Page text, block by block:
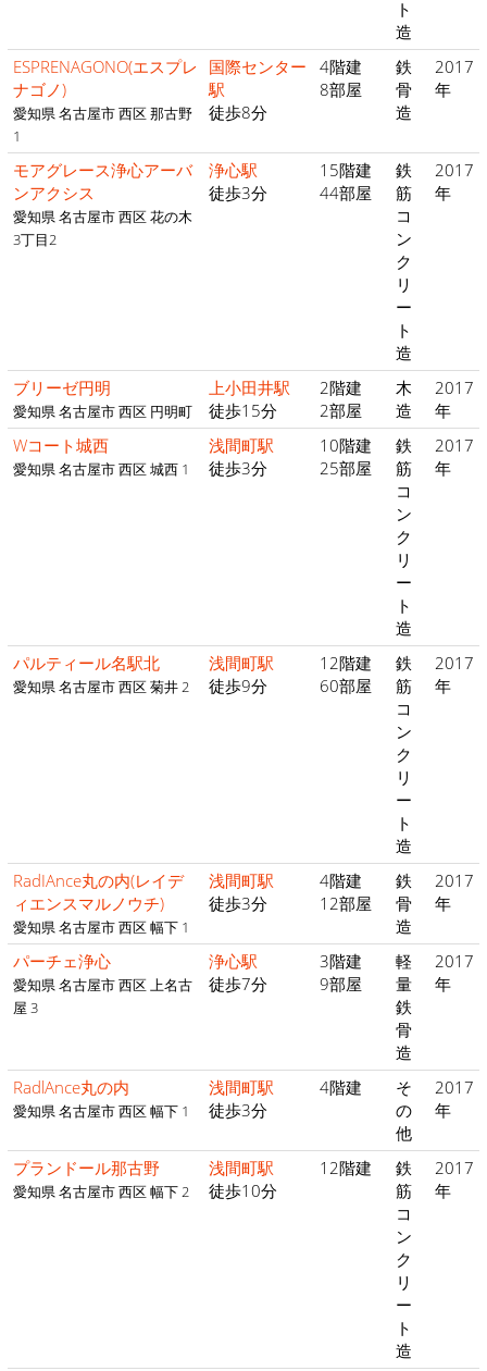
ト
造
ESPRENAGONO(エスプレ
ナゴノ)
愛知県 名古屋市 西区 那古野
1
国際センター
駅
徒歩8分
4階建
8部屋
鉄
骨
造
2017
年
モアグレース浄心アーバ
ンアクシス
愛知県 名古屋市 西区 花の木
3丁目2
浄心駅
徒歩3分
15階建
44部屋
鉄
筋
コ
ン
ク
リ
ー
ト
造
2017
年
ブリーゼ円明
愛知県 名古屋市 西区 円明町
上小田井駅
徒歩15分
2階建
2部屋
木
造
2017
年
Wコート城西
愛知県 名古屋市 西区 城西 1
浅間町駅
徒歩3分
10階建
25部屋
鉄
筋
コ
ン
ク
リ
ー
ト
造
2017
年
パルティール名駅北
愛知県 名古屋市 西区 菊井 2
浅間町駅
徒歩9分
12階建
60部屋
鉄
筋
コ
ン
ク
リ
ー
ト
造
2017
年
RadIAnce丸の内(レイデ
ィエンスマルノウチ)
愛知県 名古屋市 西区 幅下 1
浅間町駅
徒歩3分
4階建
12部屋
鉄
骨
造
2017
年
パーチェ浄心
愛知県 名古屋市 西区 上名古
屋 3
浄心駅
徒歩7分
3階建
9部屋
軽
量
鉄
骨
造
2017
年
RadlAnce丸の内
愛知県 名古屋市 西区 幅下 1
浅間町駅
徒歩3分
4階建
そ
の
他
2017
年
プランドール那古野
愛知県 名古屋市 西区 幅下 2
浅間町駅
徒歩10分
12階建
鉄
筋
コ
ン
ク
リ
ー
ト
造
2017
年